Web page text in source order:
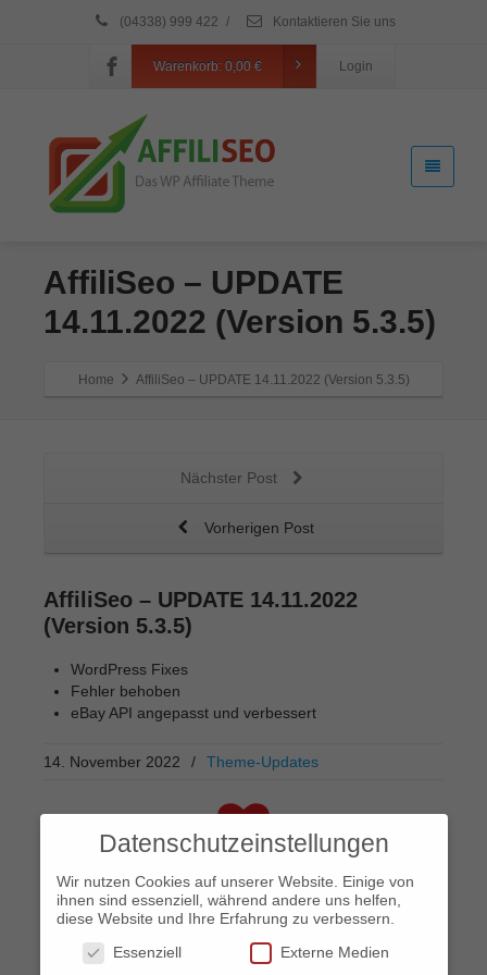
(04338) 999 422 / Kontaktieren Sie uns
Warenkorb: 0,00 € Login
AffiliSeo – UPDATE
14.11.2022 (Version 5.3.5)
Home AffiliSeo – UPDATE 14.11.2022 (Version 5.3.5)
Nächster Post
Vorherigen Post
AffiliSeo – UPDATE 14.11.2022
(Version 5.3.5)
WordPress Fixes
Fehler behoben
eBay API angepasst und verbessert
14. November 2022 / Theme-Updates
13Likes
Related
Posts
Datenschutzeinstellungen
Wir nutzen Cookies auf unserer Website. Einige von
ihnen sind essenziell, während andere uns helfen,
diese Website und Ihre Erfahrung zu verbessern.
Essenziell
Externe Medien